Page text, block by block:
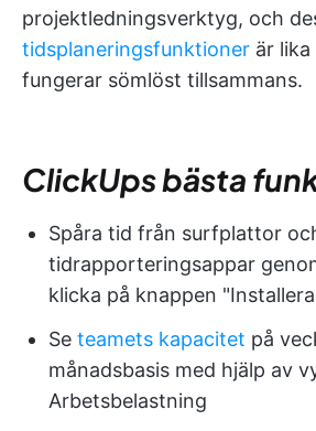
projektledningsverktyg, och
tidsplaneringsfunktioner är
fungerar sömlöst tillsammans.
ClickUps bästa
Spåra tid från surfplattor
tidrapporteringsappar
klicka på knappen
Se teamets kapacitet på
månadsbasis med hjälp av
Arbetsbelastning